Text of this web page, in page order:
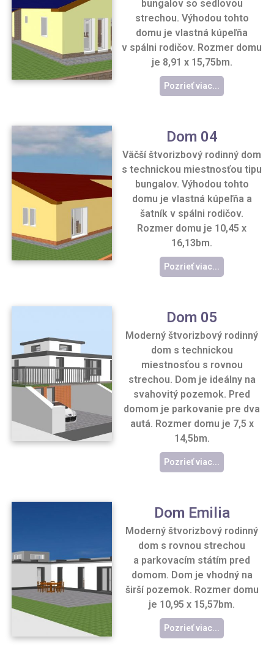
bungalov so sedlovou
strechou. Výhodou tohto
domu je vlastná kúpeľňa
v spálni rodičov. Rozmer domu
je 8,91 x 15,75bm.
Pozrieť viac...
Dom 04
Väčší štvorizbový rodinný dom
s technickou miestnosťou tipu
bungalov. Výhodou tohto
domu je vlastná kúpeľňa a
šatník v spálni rodičov.
Rozmer domu je 10,45 x
16,13bm.
Pozrieť viac...
Dom 05
Moderný štvorizbový rodinný
dom s technickou
miestnosťou s rovnou
strechou. Dom je ideálny na
svahovitý pozemok. Pred
domom je parkovanie pre dva
autá. Rozmer domu je 7,5 x
14,5bm.
Pozrieť viac...
Dom Emilia
Moderný štvorizbový rodinný
dom s rovnou strechou
a parkovacím státím pred
domom. Dom je vhodný na
širší pozemok. Rozmer domu
je 10,95 x 15,57bm.
Pozrieť viac...